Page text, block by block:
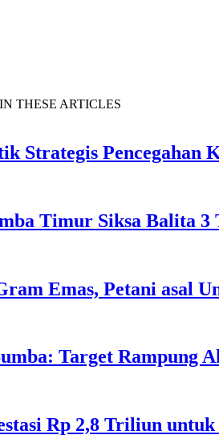
THESE ARTICLES
Strategis Pencegahan
Timur Siksa Balita
Emas, Petani asal
Target Rampung
Rp 2,8 Triliun